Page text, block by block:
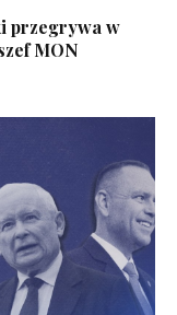
przegrywa w
MON